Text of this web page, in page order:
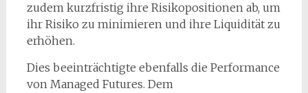
zudem kurzfristig ihre Risikopositionen ab, um
ihr Risiko zu minimieren und ihre Liquidität zu
erhöhen.
Dies beeinträchtigte ebenfalls die Performance
von Managed Futures. Dem